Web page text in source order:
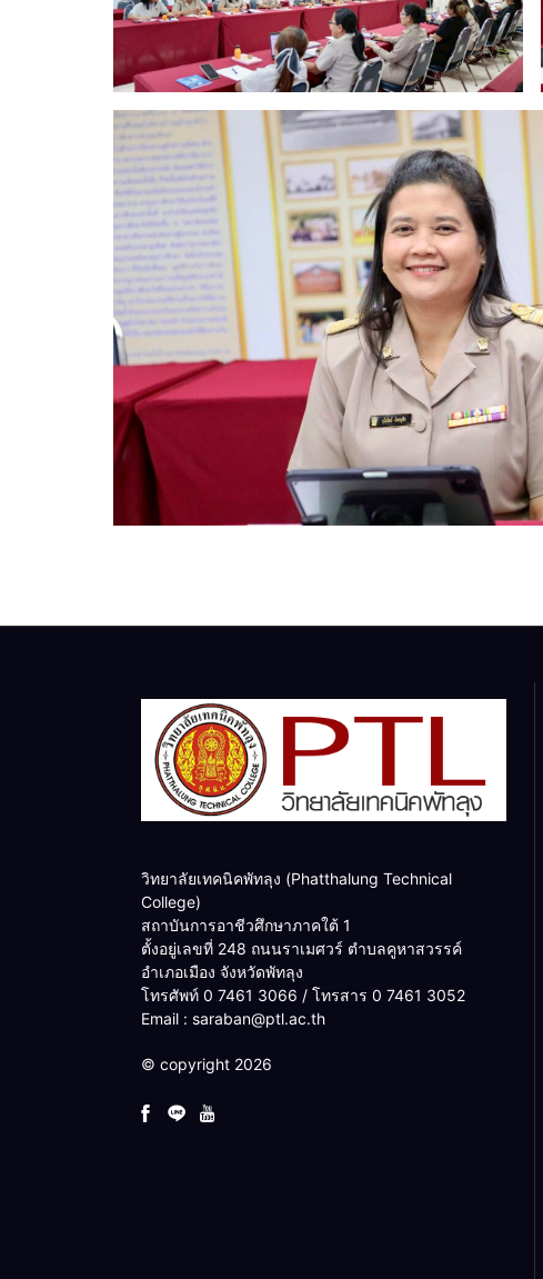
วิทยาลัยเทคนิคพัทลุง (Phatthalung Technical
College)
สถาบันการอาชีวศึกษาภาคใต้ 1
ตั้งอยู่เลขที่ 248 ถนนราเมศวร์ ตำบลคูหาสวรรค์
อำเภอเมือง จังหวัดพัทลุง
โทรศัพท์ 0 7461 3066 / โทรสาร 0 7461 3052
Email : saraban@ptl.ac.th
© copyright 2026